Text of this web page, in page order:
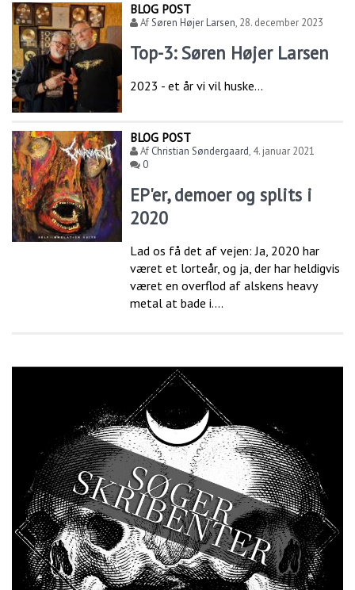
BLOG POST
AfSøren Højer Larsen, 28. december 2023
Top-3: Søren Højer Larsen
2023 - et år vi vil huske...
BLOG POST
Af Christian Søndergaard, 4. januar 2021
0
EP'er, demoer og splits i
2020
Lad os få det af vejen: Ja, 2020 har
været et lorteår, og ja, der har heldigvis
været en overflod af alskens heavy
metal at bade i....